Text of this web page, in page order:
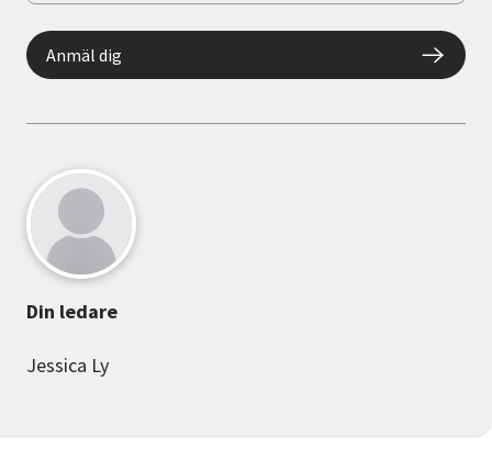
Anmäl dig
Din ledare
Jessica Ly